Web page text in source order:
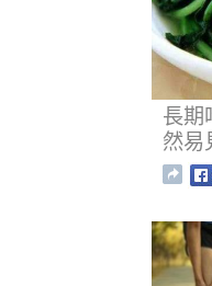
長期
然易